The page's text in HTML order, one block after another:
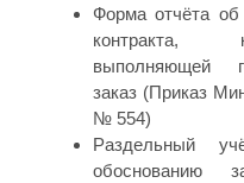
Форма отчёта об
контракта,
выполняющей
заказ (Приказ
№ 554)
Раздельный
обоснованию